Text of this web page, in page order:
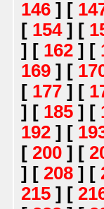
146 ] [
[ 154] [
] [ 162 ] [
169 ] [
[ 177 ] [
] [ 185 ] [
192 ] [
[ 200 ] [
] [ 208 ] [
215 ] [